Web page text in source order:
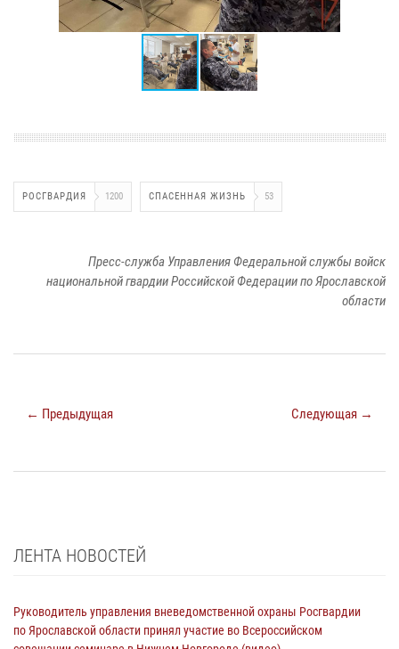
РОСГВАРДИЯ 1200 СПАСЕННАЯ ЖИЗНЬ 53
Пресс-служба Управления Федеральной службы войск
национальной гвардии Российской Федерации по Ярославской
области
← Предыдущая Следующая →
ЛЕНТА НОВОСТЕЙ
Руководитель управления вневедомственной охраны Росгвардии
по Ярославской области принял участие во Всероссийском